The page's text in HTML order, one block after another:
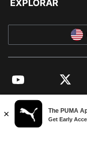
EXPLORAR
YouTube Twitter